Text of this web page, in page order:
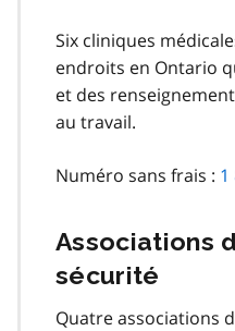
Six cliniques
endroits en Ontario
et des
au travail.
Numéro sans frais : 1
Associations
sécurité
Quatre associations